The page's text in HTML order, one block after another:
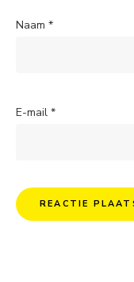
Naam *
E-mail *